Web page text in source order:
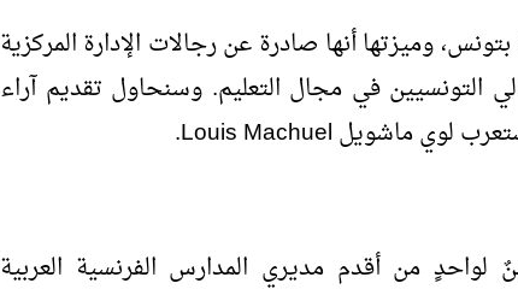
وميزتها أنها صادرة عن رجالات الإدارة المركزية
التونسيين في مجال التعليم. وسنحاول تقديم آراء
لوي ماشويلLouis Machuel
.
من أقدم مديري المدارس الفرنسية العربية